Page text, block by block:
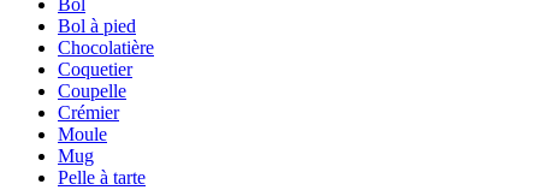
Bol
Bol à pied
Chocolatière
Coquetier
Coupelle
Crémier
Moule
Mug
Pelle à tarte